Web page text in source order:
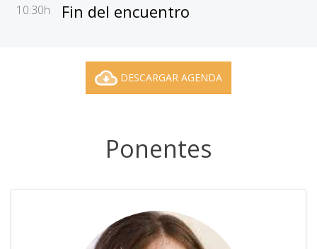
10:30h Fin del encuentro
DESCARGAR AGENDA
Ponentes